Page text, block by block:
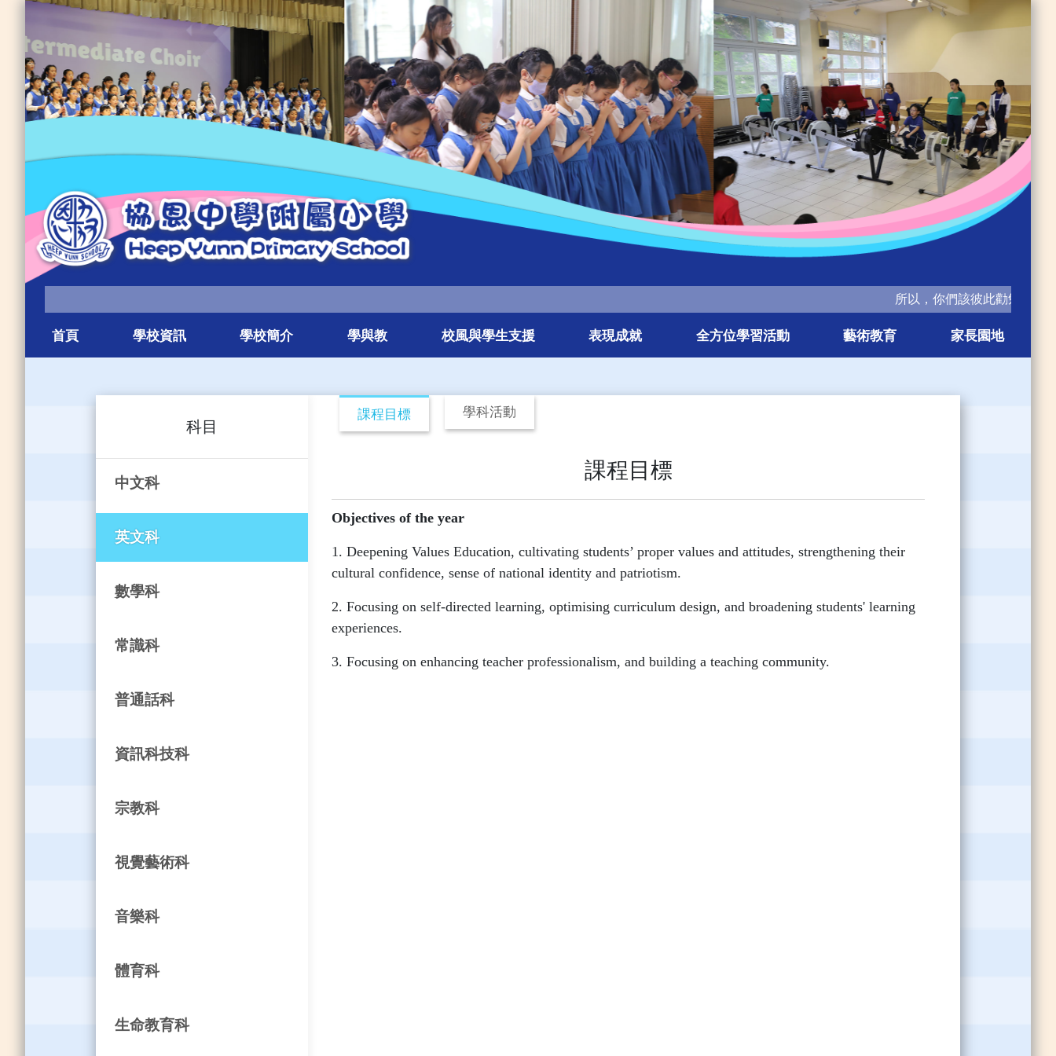
所以，你們該彼此勸勉，互相
首頁 學校資訊 學校簡介 學與教 校風與學生支援 表現成就 全方位學習活動 藝術教育 家長園地
科目
中文科
英文科
數學科
常識科
普通話科
資訊科技科
宗教科
視覺藝術科
音樂科
體育科
生命教育科
課程目標 學科活動
課程目標
Objectives of the year
1. Deepening Values Education, cultivating students’ proper values and attitudes, strengthening their
cultural confidence, sense of national identity and patriotism.
2. Focusing on self-directed learning, optimising curriculum design, and broadening students' learning
experiences.
3. Focusing on enhancing teacher professionalism, and building a teaching community.